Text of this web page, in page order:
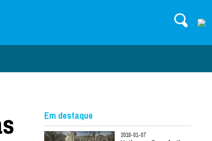
Em destaque
2018-01-07